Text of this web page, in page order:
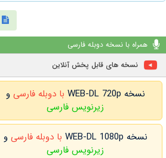
همراه با نسخه دوبله فارسی
نسخه های قابل پخش آنلاین
نسخه WEB-DL 720p با دوبله فارسی و
زیرنویس فارسی
نسخه WEB-DL 1080p با دوبله فارسی و
زیرنویس فارسی